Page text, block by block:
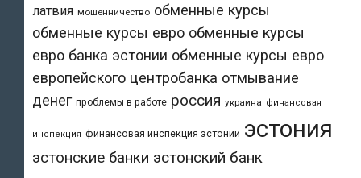
латвия мошенничество обменные курсы
обменные курсы евро обменные курсы
евро банка эстонии обменные курсы евро
европейского центробанка отмывание
денег проблемы в работе россия украина финансовая
инспекция финансовая инспекция эстонии эстония
эстонские банки эстонский банк